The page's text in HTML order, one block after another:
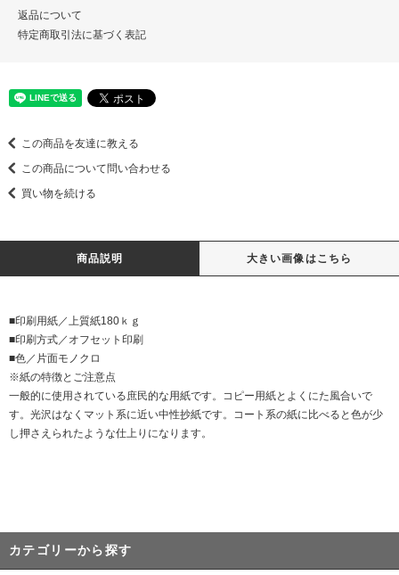
返品について
特定商取引法に基づく表記
この商品を友達に教える
この商品について問い合わせる
買い物を続ける
商品説明 大きい画像はこちら
■印刷用紙／上質紙180ｋｇ
■印刷方式／オフセット印刷
■色／片面モノクロ
※紙の特徴とご注意点
一般的に使用されている庶民的な用紙です。コピー用紙とよくにた風合いで
す。光沢はなくマット系に近い中性抄紙です。コート系の紙に比べると色が少
し押さえられたような仕上りになります。
カテゴリーから探す